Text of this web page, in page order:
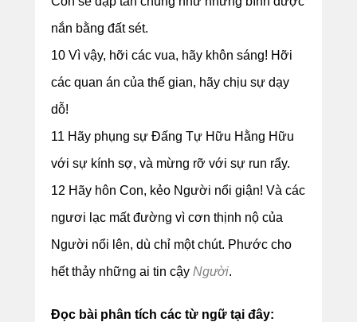
nắn bằng đất sét.
10 Vì vậy, hỡi các vua, hãy khôn sáng! Hỡi
các quan án của thế gian, hãy chịu sự dạy
dỗ!
11 Hãy phụng sự Đấng Tự Hữu Hằng Hữu
với sự kính sợ, và mừng rỡ với sự run rẩy.
12 Hãy hôn Con, kẻo Người nổi giận! Và các
ngươi lạc mất đường vì cơn thịnh nộ của
Người nổi lên, dù chỉ một chút. Phước cho
hết thảy những ai tin cậy Người.
Đọc bài phân tích các từ ngữ tại đây: